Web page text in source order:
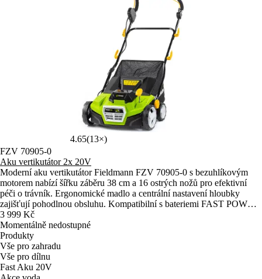
4.65(13×)
FZV 70905-0
Aku vertikutátor 2x 20V
Moderní aku vertikutátor Fieldmann FZV 70905-0 s bezuhlíkovým
motorem nabízí šířku záběru 38 cm a 16 ostrých nožů pro efektivní
péči o trávník. Ergonomické madlo a centrální nastavení hloubky
zajišťují pohodlnou obsluhu. Kompatibilní s bateriemi FAST POWER
20V.
3 999 Kč
Momentálně nedostupné
Produkty
Vše pro zahradu
Vše pro dílnu
Fast Aku 20V